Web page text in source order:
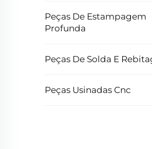
Peças De Estampagem
Profunda
Peças De Solda E
Peças Usinadas Cnc